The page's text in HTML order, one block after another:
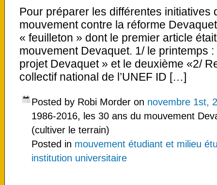
Pour préparer les différentes initiatives
mouvement contre la réforme
« feuilleton » dont le premier article
mouvement Devaquet. 1/ le printemps
projet Devaquet » et le deuxième «2/
collectif national de l’UNEF ID […]
Posted by Robi Morder on novembre 1st,
1986-2016, les 30 ans du mouvement
(cultiver le terrain)
Posted in mouvement étudiant et milieu
institution universitaire